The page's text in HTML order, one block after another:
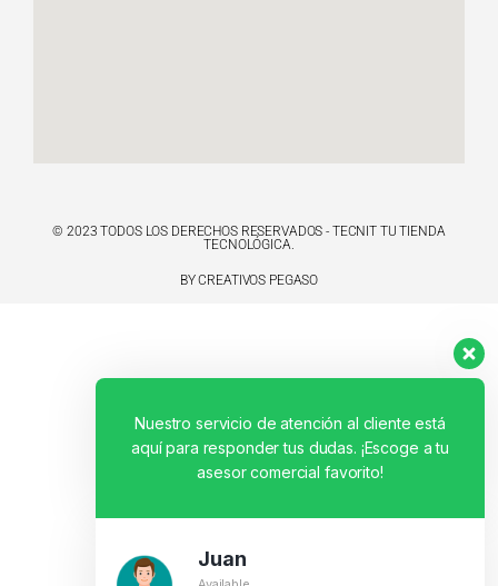
© 2023 TODOS LOS DERECHOS RESERVADOS - TECNIT TU TIENDA
TECNOLÓGICA.
BY CREATIVOS PEGASO
Nuestro servicio de atención al cliente está
aquí para responder tus dudas. ¡Escoge a tu
asesor comercial favorito!
Juan